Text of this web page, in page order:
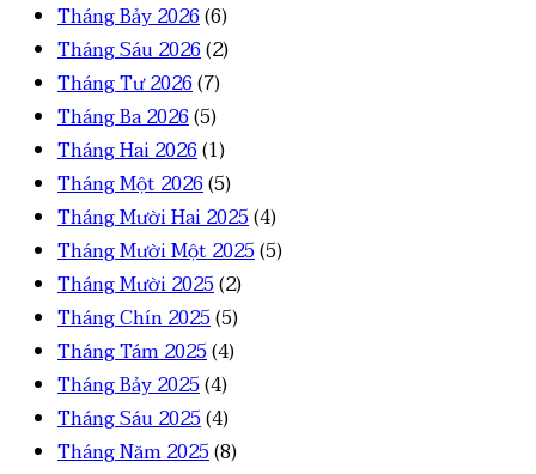
Tháng Bảy 2026(6)
Tháng Sáu 2026(2)
Tháng Tư 2026(7)
Tháng Ba 2026(5)
Tháng Hai 2026(1)
Tháng Một 2026(5)
Tháng Mười Hai 2025(4)
Tháng Mười Một 2025(5)
Tháng Mười 2025(2)
Tháng Chín 2025(5)
Tháng Tám 2025(4)
Tháng Bảy 2025(4)
Tháng Sáu 2025(4)
Tháng Năm 2025(8)